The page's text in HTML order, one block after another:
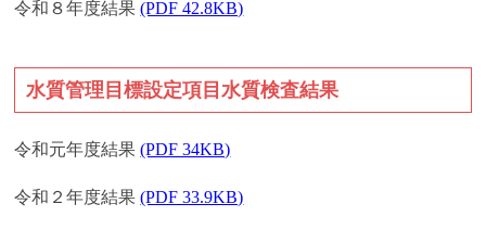
令和８年度結果(PDF 42.8KB)
水質管理目標設定項目水質検査結果
令和元年度結果(PDF 34KB)
令和２年度結果(PDF 33.9KB)